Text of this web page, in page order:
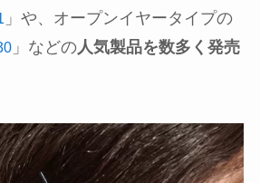
」や、オープンイヤータイプの
」などの人気製品を数多く発売